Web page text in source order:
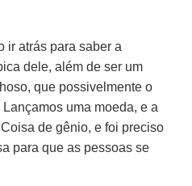
ir atrás para saber a
dele, além de ser um
que possivelmente o
uma moeda, e a
de gênio, e foi preciso
para que as pessoas se